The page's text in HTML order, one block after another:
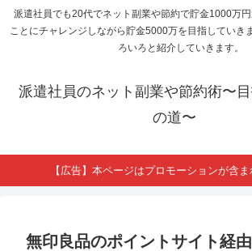
派遣社員でも20代でネット副業や節約で貯金1000万
ことにチャレンジしながら貯金5000万を目指していき
ろいろと紹介していきます。
派遣社員のネット副業や節約術〜
の道〜
【広告】本ページはプロモーションが含ま
無印良品のポイントサイト経